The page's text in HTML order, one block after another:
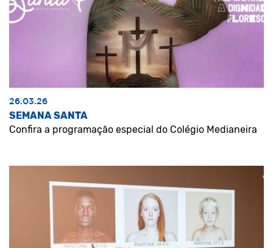
26.03.26
SEMANA SANTA
Confira a programação especial do Colégio Medianeira